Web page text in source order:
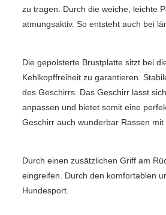
zu tragen. Durch die weiche, leichte
atmungsaktiv. So entsteht auch bei
Die gepolsterte Brustplatte sitzt bei
Kehlkopffreiheit zu garantieren.
des Geschirrs. Das Geschirr lässt
anpassen und bietet somit eine
Geschirr auch wunderbar Rassen
Durch einen zusätzlichen Griff am
eingreifen. Durch den komfortablen
Hundesport.